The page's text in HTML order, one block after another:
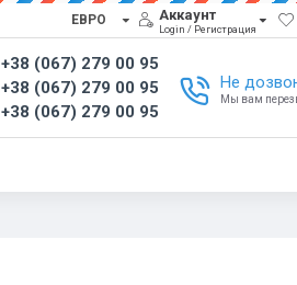
ЕВРО Аккаунт
Login / Регистрация
+38 (067) 279 00 95
+38 (067) 279 00 95
+38 (067) 279 00 95
Не
Мы вам